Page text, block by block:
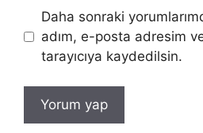
Daha sonraki
adım, e-posta adresim
tarayıcıya kaydedilsin.